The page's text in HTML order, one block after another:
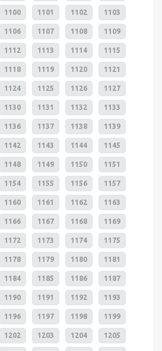
1100 1101 1102 1103
1106 1107 1108 1109
1112 1113 1114 1115
1118 1119 1120 1121
1124 1125 1126 1127
1130 1131 1132 1133
1136 1137 1138 1139
1142 1143 1144 1145
1148 1149 1150 1151
1154 1155 1156 1157
1160 1161 1162 1163
1166 1167 1168 1169
1172 1173 1174 1175
1178 1179 1180 1181
1184 1185 1186 1187
1190 1191 1192 1193
1196 1197 1198 1199
1202 1203 1204 1205